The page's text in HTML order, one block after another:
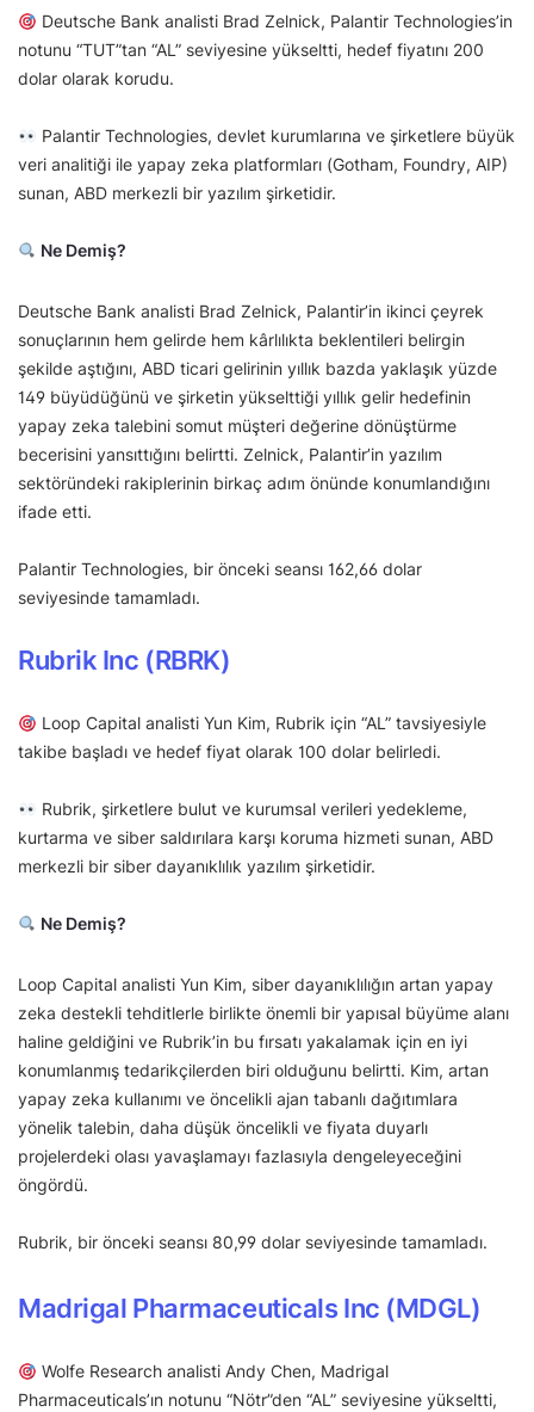
Deutsche Bank analisti Brad Zelnick, Palantir Technologies’in
notunu “TUT”tan “AL” seviyesine yükseltti, hedef fiyatını 200
dolar olarak korudu.
Palantir Technologies, devlet kurumlarına ve şirketlere büyük
veri analitiği ile yapay zeka platformları (Gotham, Foundry, AIP)
sunan, ABD merkezli bir yazılım şirketidir.
Ne Demiş?
Deutsche Bank analisti Brad Zelnick, Palantir’in ikinci çeyrek
sonuçlarının hem gelirde hem kârlılıkta beklentileri belirgin
şekilde aştığını, ABD ticari gelirinin yıllık bazda yaklaşık yüzde
149 büyüdüğünü ve şirketin yükselttiği yıllık gelir hedefinin
yapay zeka talebini somut müşteri değerine dönüştürme
becerisini yansıttığını belirtti. Zelnick, Palantir’in yazılım
sektöründeki rakiplerinin birkaç adım önünde konumlandığını
ifade etti.
Palantir Technologies, bir önceki seansı 162,66 dolar
seviyesinde tamamladı.
Rubrik Inc (RBRK)
Loop Capital analisti Yun Kim, Rubrik için “AL” tavsiyesiyle
takibe başladı ve hedef fiyat olarak 100 dolar belirledi.
Rubrik, şirketlere bulut ve kurumsal verileri yedekleme,
kurtarma ve siber saldırılara karşı koruma hizmeti sunan, ABD
merkezli bir siber dayanıklılık yazılım şirketidir.
Ne Demiş?
Loop Capital analisti Yun Kim, siber dayanıklılığın artan yapay
zeka destekli tehditlerle birlikte önemli bir yapısal büyüme alanı
haline geldiğini ve Rubrik’in bu fırsatı yakalamak için en iyi
konumlanmış tedarikçilerden biri olduğunu belirtti. Kim, artan
yapay zeka kullanımı ve öncelikli ajan tabanlı dağıtımlara
yönelik talebin, daha düşük öncelikli ve fiyata duyarlı
projelerdeki olası yavaşlamayı fazlasıyla dengeleyeceğini
öngördü.
Rubrik, bir önceki seansı 80,99 dolar seviyesinde tamamladı.
Madrigal Pharmaceuticals Inc (MDGL)
Wolfe Research analisti Andy Chen, Madrigal
Pharmaceuticals’ın notunu “Nötr”den “AL” seviyesine yükseltti,